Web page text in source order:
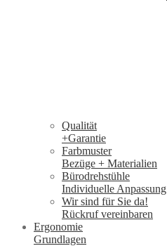
Qualität
+Garantie
Farbmuster
Bezüge + Materialien
Bürodrehstühle
Individuelle Anpassung
Wir sind für Sie da!
Rückruf vereinbaren
Ergonomie
Grundlagen